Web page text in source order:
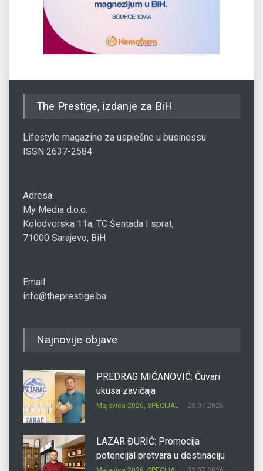
The Prestige, izdanje za BiH
Lifestyle magazine za uspješne u businessu
ISSN 2637-2584
Adresa:
My Media d.o.o.
Kolodvorska 11a, TC Šentada I sprat,
71000 Sarajevo, BiH
Email:
info@theprestige.ba
Najnovije objave
PREDRAG MIĆANOVIĆ: Čuvari
ukusa zavičaja
Majevica 2026, SPECIJAL 23.07.2026.
LAZAR ĐURIĆ: Promocija
potencijal pretvara u destinaciju